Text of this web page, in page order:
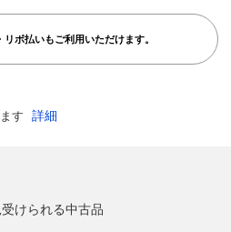
リボ払いもご利用いただけます。
す 詳細
けられる中古品